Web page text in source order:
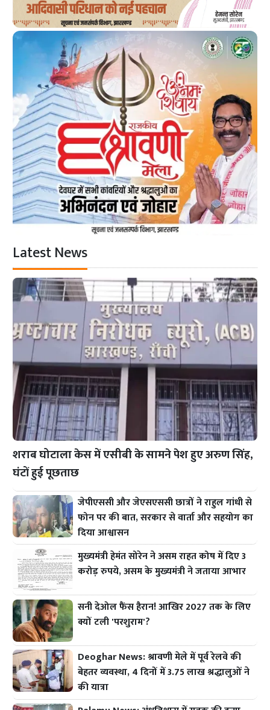
Latest News
शराब घोटाला केस में एसीबी के सामने पेश हुए अरुण सिंह,
घंटों हुई पूछताछ
जेपीएससी और जेएसएससी छात्रों ने राहुल गांधी से
फोन पर की बात, सरकार से वार्ता और सहयोग का
दिया आश्वासन
मुख्यमंत्री हेमंत सोरेन ने असम राहत कोष में दिए 3
करोड़ रुपये, असम के मुख्यमंत्री ने जताया आभार
सनी देओल फैंस हैरान! आखिर 2027 तक के लिए
क्यों टली 'परशुराम'?
Deoghar News: श्रावणी मेले में पूर्व रेलवे की
बेहतर व्यवस्था, 4 दिनों में 3.75 लाख श्रद्धालुओं ने
की यात्रा